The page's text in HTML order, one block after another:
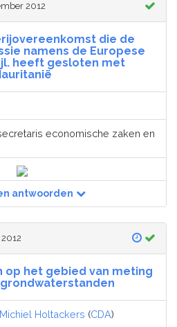
2012
die de
namens de Europese
jl. heeft gesloten met
economische zaken en
antwoorden
op het gebied van meting
Michiel Holtackers (CDA)